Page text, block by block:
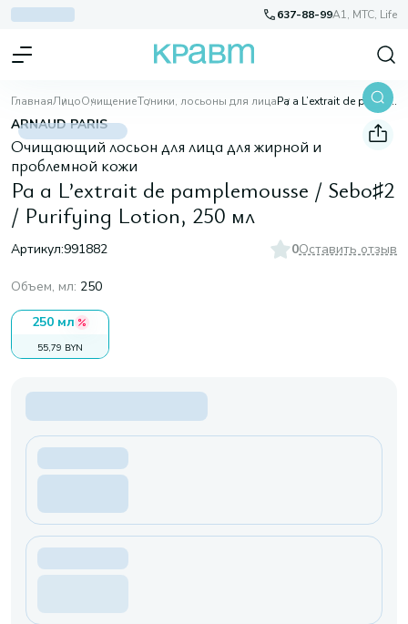
637-88-99A1, МТС, Life
ГлавнаяЛицоОчищениеТоники, лосьоны для лица Pa a L’extrait de pamplemousse / Sebo♯2 / Purifying Lotion, 250 мл
ARNAUD PARIS
Очищающий лосьон для лица для жирной и
проблемной кожи
Pa a L’extrait de pamplemousse / Sebo♯2
/ Purifying Lotion, 250 мл
Артикул:991882 0Оставить отзыв
Объем, мл: 250
250 мл
55,79 BYN